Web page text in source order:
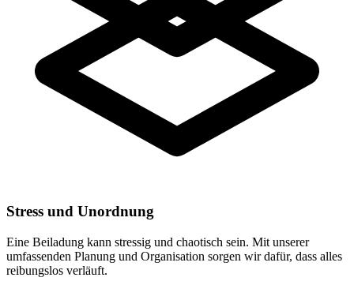
Stress und Unordnung
Eine Beiladung kann stressig und chaotisch sein. Mit unserer
umfassenden Planung und Organisation sorgen wir dafür, dass alles
reibungslos verläuft.